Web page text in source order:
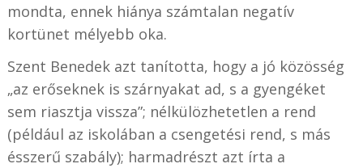
mondta, ennek hiánya számtalan negatív
kortünet mélyebb oka.
Szent Benedek azt tanította, hogy a jó közösség
„az erőseknek is szárnyakat ad, s a gyengéket
sem riasztja vissza”; nélkülözhetetlen a rend
(például az iskolában a csengetési rend, s más
ésszerű szabály); harmadrészt azt írta a